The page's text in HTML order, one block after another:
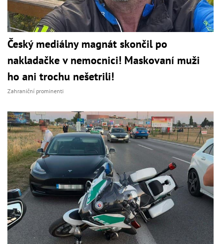
Český mediálny magnát skončil po
nakladačke v nemocnici! Maskovaní muži
ho ani trochu nešetrili!
Zahraniční prominenti